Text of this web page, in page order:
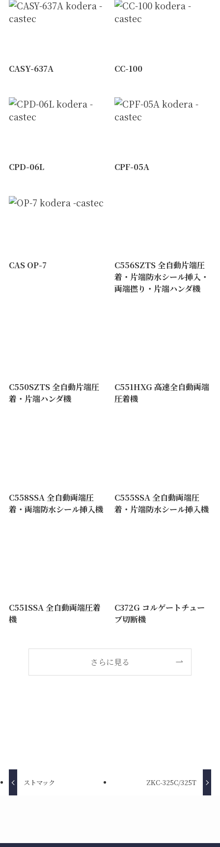
CASY-637A CC-100
CPD-06L CPF-05A
CAS OP-7
C556SZTS 全自動片端圧
着・片端防水シール挿入・
両端撚り・片端ハンダ機
C550SZTS 全自動片端圧
着・片端ハンダ機
C551HXG 高速全自動両端
圧着機
C558SSA 全自動両端圧
着・両端防水シール挿入機
C555SSA 全自動両端圧
着・片端防水シール挿入機
C551SSA 全自動両端圧着
機
C372G コルゲートチュー
ブ切断機
さらに見る
ストマック ZKC-325C/325T